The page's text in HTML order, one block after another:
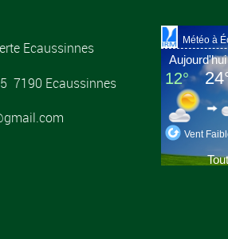
Ecaussinnes
7190 Ecaussinnes